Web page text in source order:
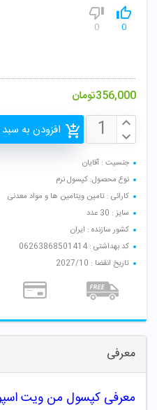
0
0
356,000تومان
افزودن به
جنسیت : آقایان
نوع محصول: کپسول نرم
کارائی : تامین ویتامین ها و مواد معدنی
سایز : 30 عدد
کشور سازنده : ایران
کد بهداشتی : 06263868501414
تاریخ انقضا : 2027/10
معرفی
معرفی کپسول من ویت